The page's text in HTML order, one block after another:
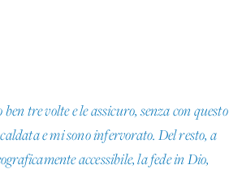
tre volte e le assicuro, senza con questo
e mi sono infervorato. Del resto, a
accessibile, la fede in Dio,